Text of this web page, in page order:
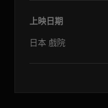
上映日期
日本 戲院